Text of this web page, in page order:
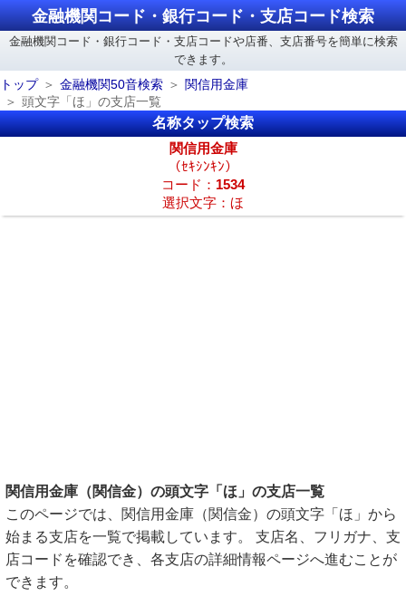
金融機関コード・銀行コード・支店コード検索
金融機関コード・銀行コード・支店コードや店番、支店番号を簡単に検索
できます。
トップ
金融機関50音検索
関信用金庫
頭文字「ほ」の支店一覧
名称タップ検索
関信用金庫
（ｾｷｼﾝｷﾝ）
コード： 1534
選択文字：ほ
関信用金庫（関信金）の頭文字「ほ」の支店一覧
このページでは、関信用金庫（関信金）の頭文字「ほ」から
始まる支店を一覧で掲載しています。 支店名、フリガナ、支
店コードを確認でき、各支店の詳細情報ページへ進むことが
できます。